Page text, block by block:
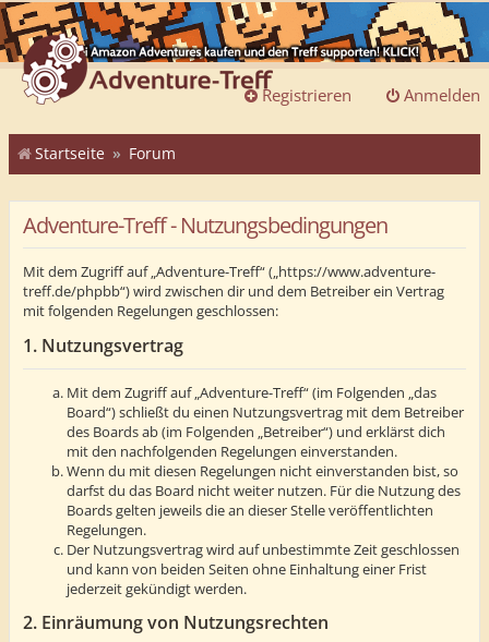
Anmelden
Registrieren
Startseite Forum
Adventure-Treff - Nutzungsbedingungen
Mit dem Zugriff auf „Adventure-Treff“ („https://www.adventure-
treff.de/phpbb“) wird zwischen dir und dem Betreiber ein Vertrag
mit folgenden Regelungen geschlossen:
1. Nutzungsvertrag
Mit dem Zugriff auf „Adventure-Treff“ (im Folgenden „das
Board“) schließt du einen Nutzungsvertrag mit dem Betreiber
des Boards ab (im Folgenden „Betreiber“) und erklärst dich
mit den nachfolgenden Regelungen einverstanden.
Wenn du mit diesen Regelungen nicht einverstanden bist, so
darfst du das Board nicht weiter nutzen. Für die Nutzung des
Boards gelten jeweils die an dieser Stelle veröffentlichten
Regelungen.
Der Nutzungsvertrag wird auf unbestimmte Zeit geschlossen
und kann von beiden Seiten ohne Einhaltung einer Frist
jederzeit gekündigt werden.
2. Einräumung von Nutzungsrechten